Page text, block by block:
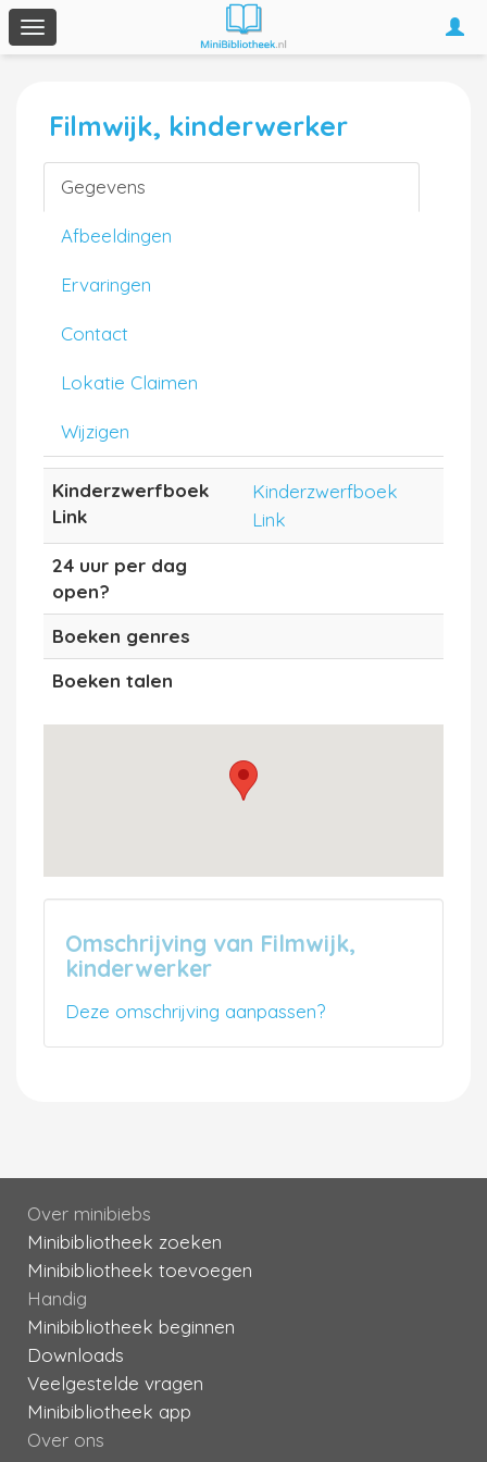
Toggle
navigation
Filmwijk, kinderwerker
Gegevens
Afbeeldingen
Ervaringen
Contact
Lokatie Claimen
Wijzigen
Kinderzwerfboek
Link
Kinderzwerfboek
Link
24 uur per dag
open?
Boeken genres
Boeken talen
Omschrijving van Filmwijk,
kinderwerker
Deze omschrijving aanpassen?
Over minibiebs
Minibibliotheek zoeken
Minibibliotheek toevoegen
Handig
Minibibliotheek beginnen
Downloads
Veelgestelde vragen
Minibibliotheek app
Over ons